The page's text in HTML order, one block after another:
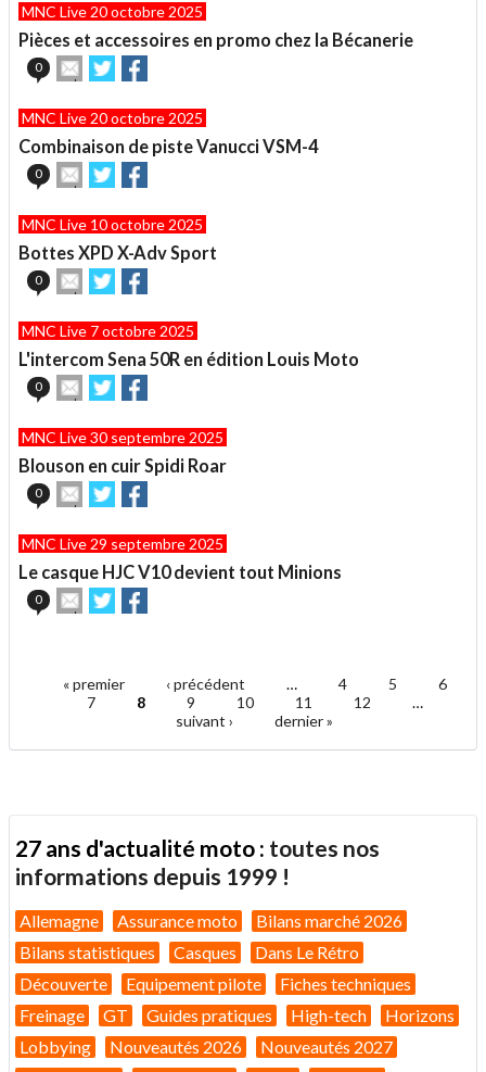
à
ami
MNC Live 20 octobre 2025
Pièces et accessoires en promo chez la Bécanerie
0
Envoyer
cet
à
un
ami
Partager
sur sur
MNC Live 20 octobre 2025
Combinaison de piste Vanucci VSM-4
0
Envoyer
cet
à
ami
Partager
sur sur
MNC Live 10 octobre 2025
Bottes XPD X-Adv Sport
0
Envoyer
cet
à
ami
Partager
sur sur
MNC Live 7 octobre 2025
L'intercom Sena 50R en édition Louis Moto
0
Envoyer
cet
à
ami
Partager
sur sur
MNC Live 30 septembre 2025
Blouson en cuir Spidi Roar
0
Envoyer
cet
à
ami
Partager
sur sur
MNC Live 29 septembre 2025
Le casque HJC V10 devient tout Minions
0
Envoyer
cet
ami
Partager
sur sur
Pages« premier ‹ précédent … 4 5
6
7
8 9 10 11 12
…
suivant ›
dernier »
27 ans d'actualité moto : toutes nos
informations depuis 1999 !
Allemagne Assurance moto
Bilans marché 2026
Bilans statistiques
Casques
Dans Le Rétro
Découverte
Equipement pilote
Fiches techniques
Freinage
GT Guides pratiques High-tech
Horizons
Lobbying
Nouveautés 2026
Nouveautés 2027